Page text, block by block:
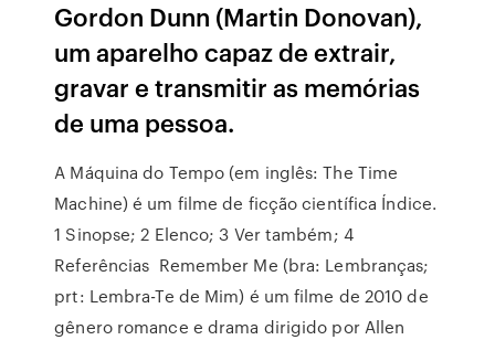
Gordon Dunn (Martin Donovan),
um aparelho capaz de extrair,
gravar e transmitir as memórias
de uma pessoa.
A Máquina do Tempo (em inglês: The Time
Machine) é um filme de ficção científica Índice.
1 Sinopse; 2 Elenco; 3 Ver também; 4
Referências Remember Me (bra: Lembranças;
prt: Lembra-Te de Mim) é um filme de 2010 de
gênero romance e drama dirigido por Allen